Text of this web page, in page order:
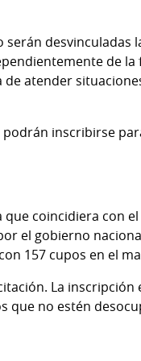
desvinculadas
de la
atender
inscribirse
coincidiera con
el gobierno
157 cupos en el
La
que no estén